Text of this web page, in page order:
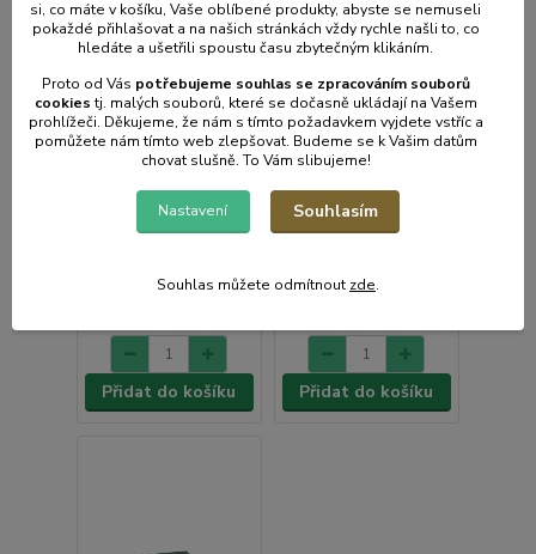
Mřížka do krmítka
ks
Skladem e-shop,
odešleme do 2-3
Přidat do košíku
Nášlapné krmítko pro
1 417 Kč/ks
Skladem centrální
sklad | odešleme do 1-3
Přidat do košíku
si, co máte v košíku, Vaše oblíbené produkty, abyste se nemuseli
pokaždé přihlašovat a na našich stránkách vždy rychle našli to, co
hledáte a ušetřili spoustu času zbytečným klikáním.
Proto od Vás potřebujeme souhlas se zpracováním souborů
cookiestj. malých souborů, které se dočasně ukládají na Vašem
prohlížeči. Děkujeme, že nám s tímto požadavkem vyjdete vstříc a
pomůžete nám tímto web zlepšovat. Budeme se k Vašim datům
chovat slušně. To Vám slibujeme!
Nastavení Souhlasím
Souhlas můžete odmítnout zde.